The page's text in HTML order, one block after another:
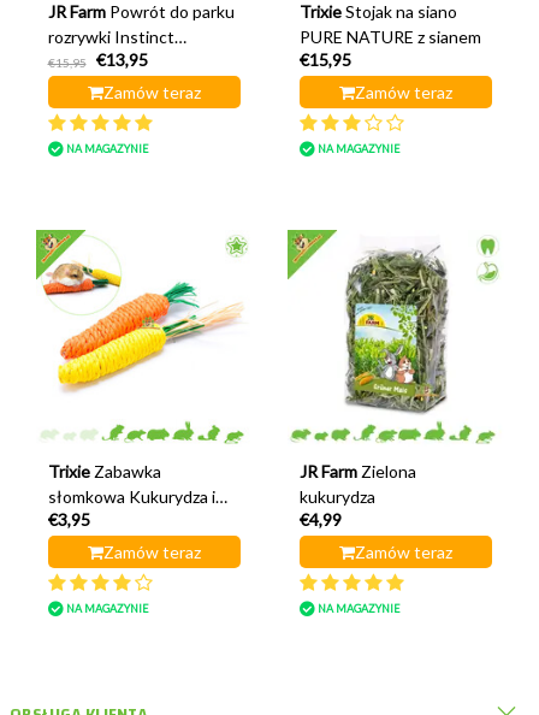
JR Farm Powrót do parku
rozrywki Instinct
Foraging
€15,95
€13,95
Zamów teraz
NA MAGAZYNIE
Trixie Stojak na siano
PURE NATURE z sianem
€15,95
Zamów teraz
NA MAGAZYNIE
Trixie Zabawka
słomkowa Kukurydza i
Marchewka 15 cm
€3,95
Zamów teraz
NA MAGAZYNIE
JR Farm Zielona
kukurydza
€4,99
Zamów teraz
NA MAGAZYNIE